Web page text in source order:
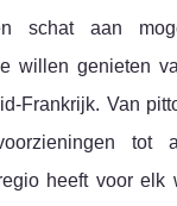
schat aan
willen genieten
Frankrijk. Van
tot
heeft voor elk